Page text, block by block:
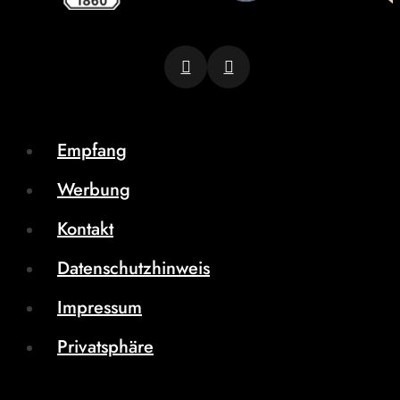
Empfang
Werbung
Kontakt
Datenschutzhinweis
Impressum
Privatsphäre